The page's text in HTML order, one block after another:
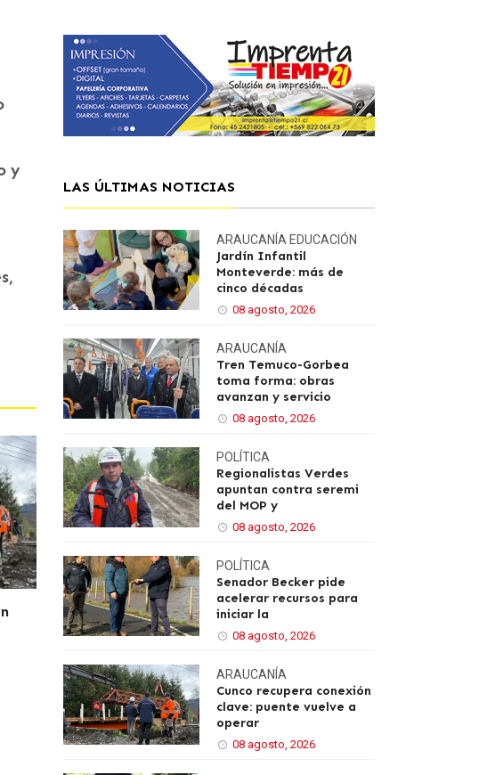
y
LAS ÚLTIMAS NOTICIAS
ARAUCANÍA EDUCACIÓN
Jardín Infantil
Monteverde: más de
cinco décadas
08 agosto, 2026
ARAUCANÍA
Tren Temuco-Gorbea
toma forma: obras
avanzan y servicio
08 agosto, 2026
POLÍTICA
Regionalistas Verdes
apuntan contra seremi
del MOP y
08 agosto, 2026
POLÍTICA
Senador Becker pide
acelerar recursos para
iniciar la
08 agosto, 2026
ARAUCANÍA
Cunco recupera conexión
clave: puente vuelve a
operar
08 agosto, 2026